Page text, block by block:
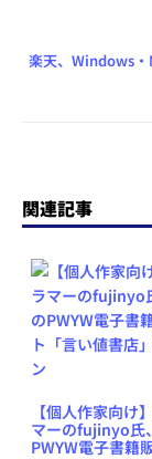
楽天、Windows
関連記事
【個人作家向け
マーのfujinyo氏
PWYW電子書籍